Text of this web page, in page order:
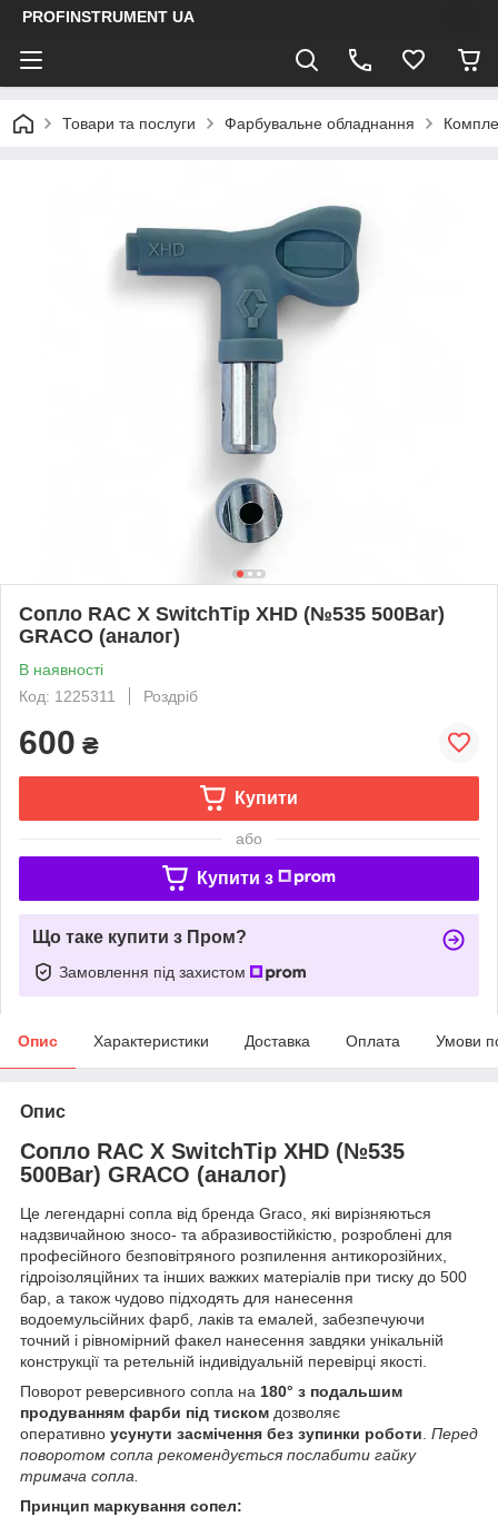
PROFINSTRUMENT UA
Товари та послуги Фарбувальне обладнання
Сопло RAC X SwitchTip XHD (№535 500Bar)
GRACO (аналог)
В наявності
Код: 1225311
Роздріб
600 ₴
Купити
або
Купити з
Що таке купити з Пром?
Замовлення під захистом
Опис Характеристики Доставка Оплата Умови
Опис
Сопло RAC X SwitchTip XHD (№535
500Bar) GRACO (аналог)
Це легендарні сопла від бренда Graco, які вирізняються
надзвичайною зносо- та абразивостійкістю, розроблені для
професійного безповітряного розпилення антикорозійних,
гідроізоляційних та інших важких матеріалів при тиску до 500
бар, а також чудово підходять для нанесення
водоемульсійних фарб, лаків та емалей, забезпечуючи
точний і рівномірний факел нанесення завдяки унікальній
конструкції та ретельній індивідуальній перевірці якості.
Поворот реверсивного сопла на 180° з подальшим
продуванням фарби під тиском дозволяє
оперативно усунути засмічення без зупинки роботи. Перед
поворотом сопла рекомендується послабити гайку
тримача сопла.
Принцип маркування сопел: